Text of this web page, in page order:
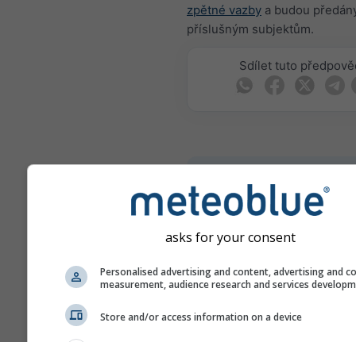
zpětné vazby a budou
příslušným subjektům.
Sdílet tuto
meteoMail -
Vieste
mailem zdarma.
odhlásit kdykoli.
asks for your consent
Personalised advertising and content, advertising and
measurement, audience research and services
Store and/or access information on a device